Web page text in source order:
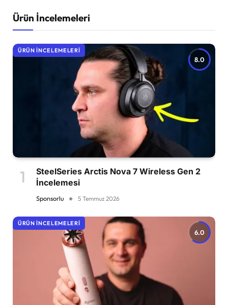
Ürün İncelemeleri
8.0
ÜRÜN İNCELEMELERI
SteelSeries Arctis Nova 7 Wireless Gen 2
İncelemesi
Sponsorlu 5 Temmuz 2026
6.0
ÜRÜN İNCELEMELERI